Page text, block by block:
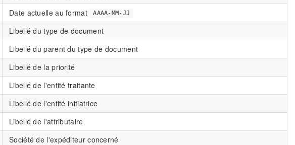
Date actuelle au format AAAA-MM-JJ
Libellé du type de document
Libellé du parent du type de document
Libellé de la priorité
Libellé de l'entité traitante
Libellé de l'entité initiatrice
Libellé de l'attributaire
Société de l'expéditeur concerné